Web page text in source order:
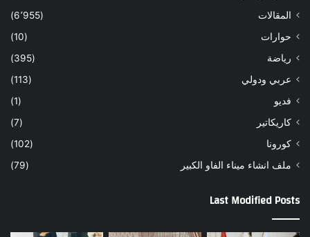
المقالات
(6٬955)
حوارات
(10)
رياضة
(395)
عربي ودولي
(113)
فديو
(1)
كاريكاتير
(7)
كورونا
(102)
ملف انشاء ميناء الفاو الكبير
(79)
Last Modified Posts